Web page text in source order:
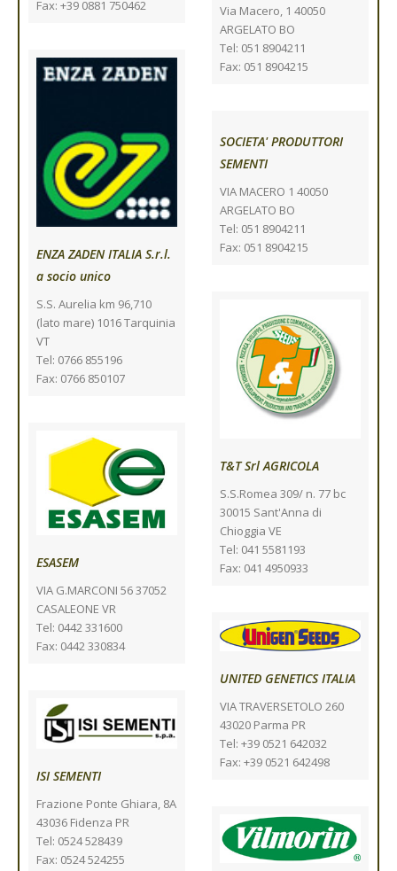
Fax: +39 0881 750462
ENZA ZADEN ITALIA S.r.l.
a socio unico
S.S. Aurelia km 96,710
(lato mare) 1016 Tarquinia
VT
Tel: 0766 855196
Fax: 0766 850107
ESASEM
VIA G.MARCONI 56 37052
CASALEONE VR
Tel: 0442 331600
Fax: 0442 330834
ISI SEMENTI
Frazione Ponte Ghiara, 8A
43036 Fidenza PR
Tel: 0524 528439
Fax: 0524 524255
Via Macero, 1 40050
ARGELATO BO
Tel: 051 8904211
Fax: 051 8904215
SOCIETA' PRODUTTORI
SEMENTI
VIA MACERO 1 40050
ARGELATO BO
Tel: 051 8904211
Fax: 051 8904215
T&T Srl AGRICOLA
S.S.Romea 309/ n. 77 bc
30015 Sant'Anna di
Chioggia VE
Tel: 041 5581193
Fax: 041 4950933
UNITED GENETICS ITALIA
VIA TRAVERSETOLO 260
43020 Parma PR
Tel: +39 0521 642032
Fax: +39 0521 642498